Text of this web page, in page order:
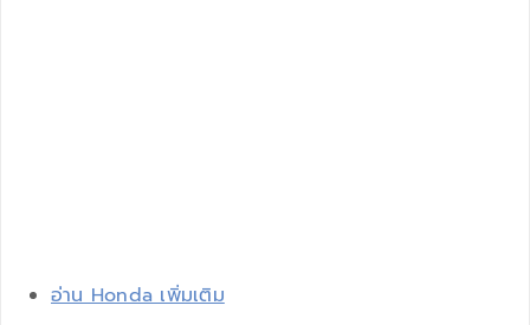
อ่าน Honda เพิ่มเติม